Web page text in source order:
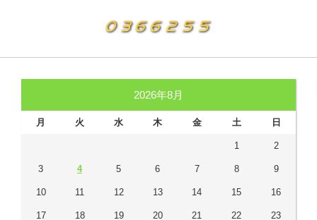
2026年8月
月 火 水 木 金 土 日
1 2
3 4 5 6 7 8 9
10 11 12 13 14 15 16
17 18 19 20 21 22 23